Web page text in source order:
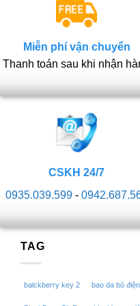
Miễn phí vận chuyển
Thanh toán sau khi nhận
CSKH 24/7
0935.039.599-
TAG
balckberry key 2 bao da bò